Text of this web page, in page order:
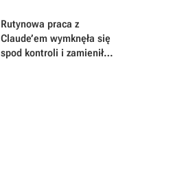
przed „AI slopem”
Rutynowa praca z
Claude’em wymknęła się
spod kontroli i zamieniła